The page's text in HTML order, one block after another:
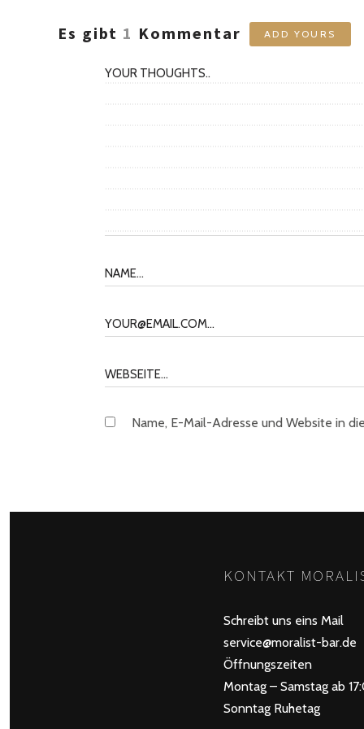
Es gibt 1 Kommentar ADD YOURS
Name, E-Mail-Adresse und Website in
KONTAKT
Schreibt uns eins Mail
service@moralist-bar.de
Öffnungszeiten
Montag – Samstag ab
Sonntag Ruhetag